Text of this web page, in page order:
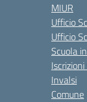
MIUR
Ufficio
Ufficio
Scuola
Invalsi
Comune